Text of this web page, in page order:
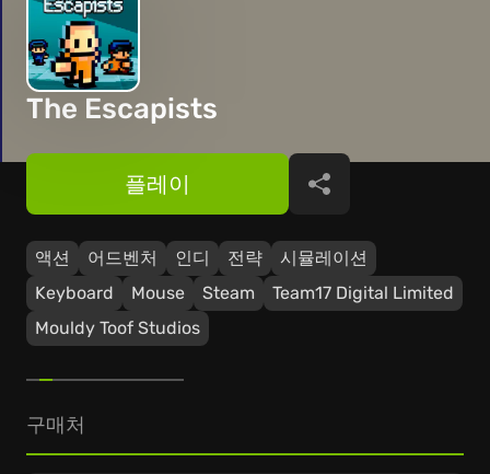
The Escapists
액션 어드벤처 인디 전략
시뮬레이션
Keyboard
Mouse Steam
Team17 Digital Limited
Mouldy Toof Studios
플레이 공유
구매처